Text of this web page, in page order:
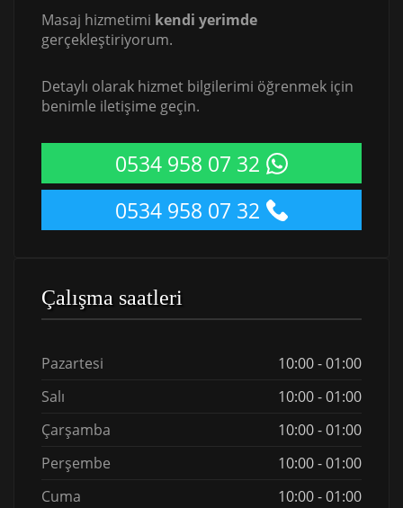
Masaj hizmetimi kendi yerimde
gerçekleştiriyorum.
Detaylı olarak hizmet bilgilerimi öğrenmek için
benimle iletişime geçin.
0534 958 07 32
0534 958 07 32
Çalışma saatleri
Pazartesi
10:00 - 01:00
Salı
10:00 - 01:00
Çarşamba
10:00 - 01:00
Perşembe
10:00 - 01:00
Cuma
10:00 - 01:00